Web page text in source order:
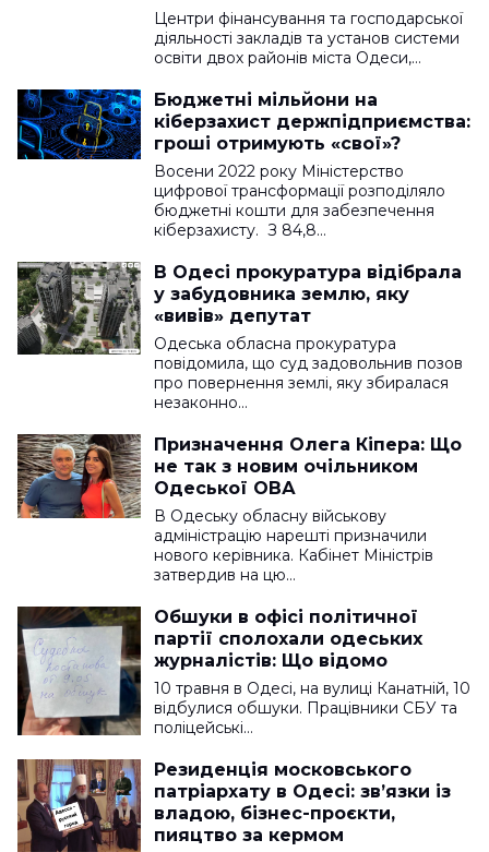
Центри фінансування та господарської
діяльності закладів та установ системи
освіти двох районів міста Одеси,…
Бюджетні мільйони на
кіберзахист держпідприємства:
гроші отримують «свої»?
Восени 2022 року Міністерство
цифрової трансформації розподіляло
бюджетні кошти для забезпечення
кіберзахисту. З 84,8…
В Одесі прокуратура відібрала
у забудовника землю, яку
«вивів» депутат
Одеська обласна прокуратура
повідомила, що суд задовольнив позов
про повернення землі, яку збиралася
незаконно…
Призначення Олега Кіпера: Що
не так з новим очільником
Одеської ОВА
В Одеську обласну військову
адміністрацію нарешті призначили
нового керівника. Кабінет Міністрів
затвердив на цю…
Обшуки в офісі політичної
партії сполохали одеських
журналістів: Що відомо
10 травня в Одесі, на вулиці Канатній, 10
відбулися обшуки. Працівники СБУ та
поліцейські…
Резиденція московського
патріархату в Одесі: зв’язки із
владою, бізнес-проєкти,
пияцтво за кермом